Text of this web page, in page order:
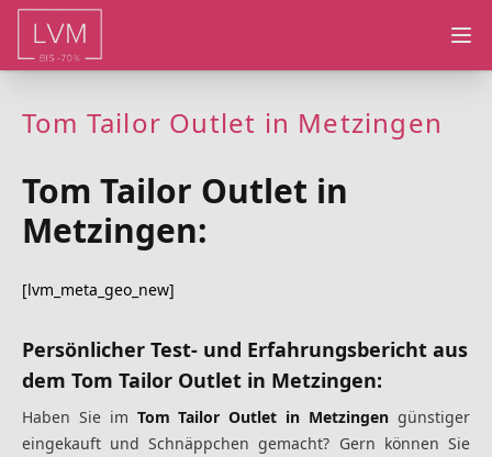
Tom Tailor Outlet in Metzingen
Tom Tailor Outlet in
Metzingen:
[lvm_meta_geo_new]
Persönlicher Test- und Erfahrungsbericht aus
dem Tom Tailor Outlet in Metzingen:
Haben Sie im Tom Tailor Outlet in Metzingen günstiger
eingekauft und Schnäppchen gemacht? Gern können Sie